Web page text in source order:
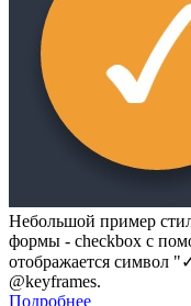
Небольшой пример
формы - checkbox с
отображается символ
@keyframes.
Подробнее